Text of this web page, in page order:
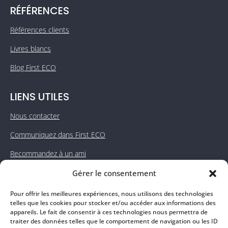
Gérer le consentement
Pour offrir les meilleures expériences, nous utilisons des technologies
telles que les cookies pour stocker et/ou accéder aux informations des
appareils. Le fait de consentir à ces technologies nous permettra de
traiter des données telles que le comportement de navigation ou les ID
RÉFÉRENCES
Références clients
Livres blancs
Blog First ECO
LIENS UTILES
Nous contacter
Communiquez dans First ECO
Recommandez à un ami
QUI SOMMES NOUS ?
Détectez chaque jour les informations économiques les plus